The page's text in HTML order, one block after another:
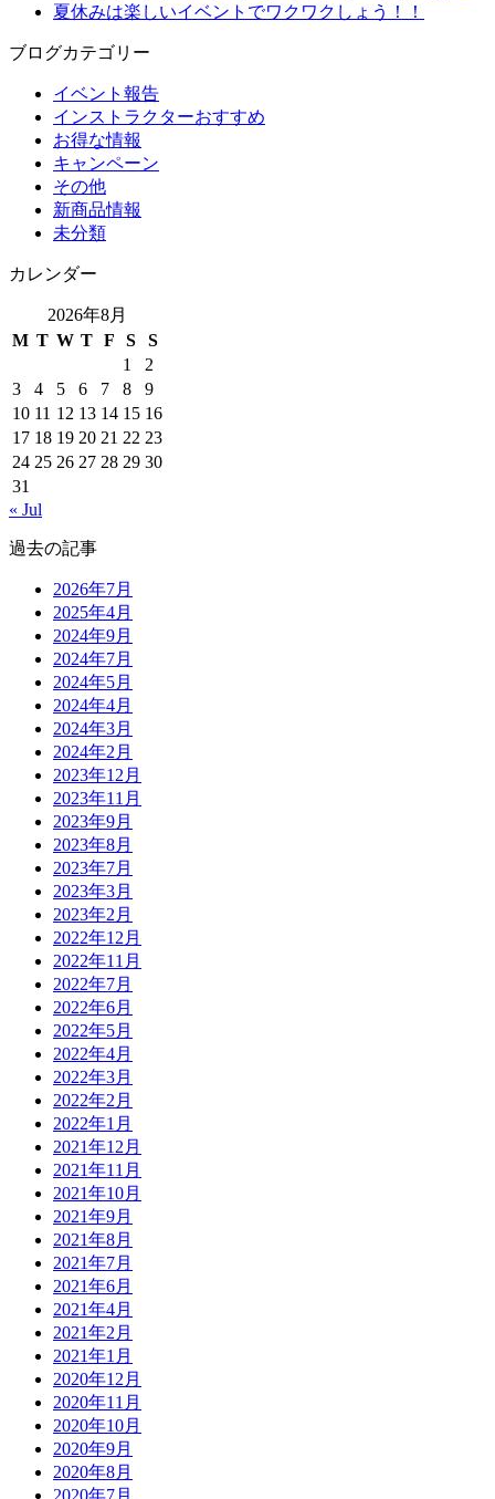
夏休みは楽しいイベントでワクワクしょう！！
ブログカテゴリー
イベント報告
インストラクターおすすめ
お得な情報
キャンペーン
その他
新商品情報
未分類
カレンダー
2026年8月
M T W T F S
S
1
2
3
4 5 6 7 8
9
10 11 12 13 14 15 16
17 18 19 20 21 22 23
24 25 26 27 28 29 30
31
« Jul
過去の記事
2026年7月
2025年4月
2024年9月
2024年7月
2024年5月
2024年4月
2024年3月
2024年2月
2023年12月
2023年11月
2023年9月
2023年8月
2023年7月
2023年3月
2023年2月
2022年12月
2022年11月
2022年7月
2022年6月
2022年5月
2022年4月
2022年3月
2022年2月
2022年1月
2021年12月
2021年11月
2021年10月
2021年9月
2021年8月
2021年7月
2021年6月
2021年4月
2021年2月
2021年1月
2020年12月
2020年11月
2020年10月
2020年9月
2020年8月
2020年7月